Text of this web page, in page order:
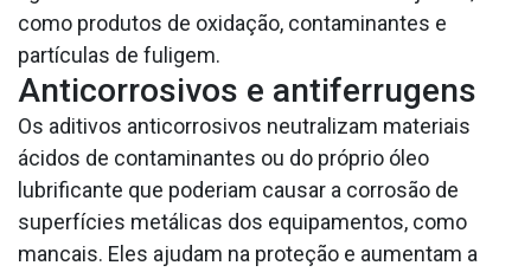
como produtos de oxidação, contaminantes e
partículas de fuligem.
Anticorrosivos e antiferrugens
Os aditivos anticorrosivos neutralizam materiais
ácidos de contaminantes ou do próprio óleo
lubrificante que poderiam causar a corrosão de
superfícies metálicas dos equipamentos, como
mancais. Eles ajudam na proteção e aumentam a